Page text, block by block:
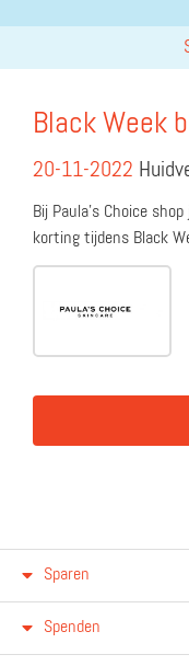
Black Week
20-11-2022
Bij Paula's Choice
korting tijdens Black
Sparen
Spenden